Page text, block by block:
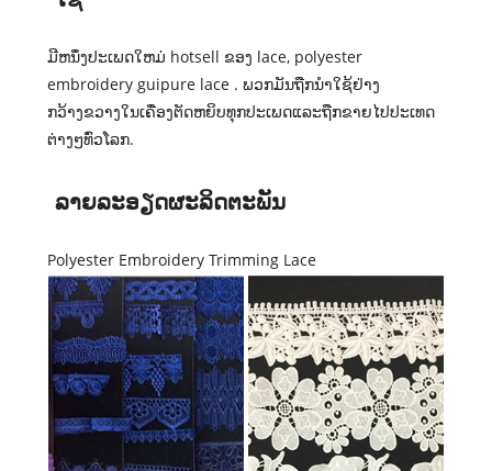
ມີຫນຶ່ງປະເພດໃຫມ່ hotsell ຂອງ lace, polyester
embroidery guipure lace . ພວກມັນຖືກນໍາໃຊ້ຢ່າງ
ກວ້າງຂວາງໃນເຄື່ອງຕັດຫຍິບທຸກປະເພດແລະຖືກຂາຍໄປປະເທດ
ຕ່າງໆທົ່ວໂລກ.
ລາຍລະອຽດຜະລິດຕະພັນ
Polyester Embroidery Trimming Lace